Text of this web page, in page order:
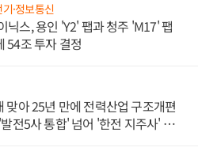
기·정보통신
닉스, 용인 'Y2' 팹과 청주 'M17' 팹
54조 투자 결정
맞아 25년 만에 전력산업 구조개편
전5사 통합' 넘어 '한전 지주사' 재편